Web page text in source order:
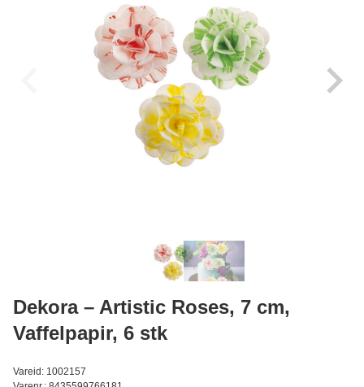
Læg i kurv
Dekora – Artistic Roses, 7 cm,
Vaffelpapir, 6 stk
Vareid: 1002157